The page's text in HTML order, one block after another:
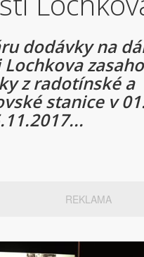
dodávky na
z radotínské a
stanice v
REKLAMA